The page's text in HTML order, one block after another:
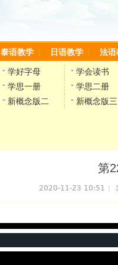
泰语教学 日语教学 法语
学好字母
学会读书
学思一册
学思二册
新概念版二 新概念版三
第
2020-11-23 10:51